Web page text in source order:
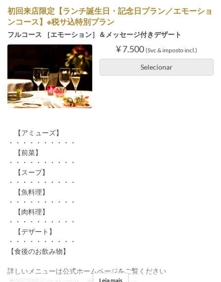
初回来店限定【ランチ誕生日・記念日プラン／エモーショ
ンコース】※税サ込特別プラン
フルコース ［エモーション］＆メッセージ付きデザート
¥ 7.500 (Svc & imposto incl.)
Selecionar
【アミューズ】
・・・・・・・・・・
【前菜】
・・・・・・・・・・
【スープ】
・・・・・・・・・・
【魚料理】
・・・・・・・・・・
【肉料理】
・・・・・・・・・・
【デザート】
・・・・・・・・・・
【食後のお飲み物】
詳しいメニューは公式ホームページをご覧ください
Leia mais